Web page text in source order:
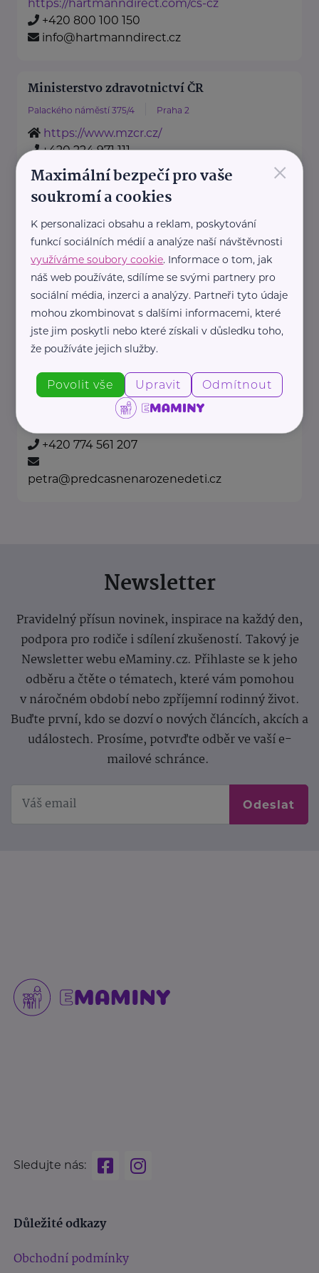
https://hartmanndirect.com/cs-cz
+420 800 100 150
info@hartmanndirect.cz
Ministerstvo zdravotnictví ČR
Palackého náměstí 375/4 Praha 2
https://www.mzcr.cz/
+420 224 971 111
mzcr@mzcr.cz
Nadační fond pro předčasně
narozené děti
Podolské nábřeží 157/36 Praha 4
Nadační fond pro předčasně
narozené děti je nezisková
organizace
, která pomáhá rodinám
předčasně narozených dětí.
Fond ...
https://predcasnenarozenedeti.cz/
+420 774 561 207
petra@predcasnenarozenedeti.cz
Newsletter
Pravidelný přísun novinek, inspirace na každý den,
podpora pro rodiče i sdílení zkušeností. Takový je
Newsletter webu eMaminy.cz. Přihlaste se k jeho
odběru a čtěte o tématech, které vám pomohou
v náročném období nebo zpříjemní rodinný život.
Buďte první, kdo se dozví o nových článcích, akcích a
událostech. Prosíme, potvrďte odběr ve vaší e-
mailové schránce.
Odeslat
Sledujte nás:
Důležité odkazy
Obchodní podmínky
×
Maximální bezpečí pro vaše
soukromí a cookies
K personalizaci obsahu a reklam, poskytování
funkcí sociálních médií a analýze naší návštěvnosti
využíváme soubory cookie. Informace o tom, jak
náš web používáte, sdílíme se svými partnery pro
sociální média, inzerci a analýzy. Partneři tyto údaje
mohou zkombinovat s dalšími informacemi, které
jste jim poskytli nebo které získali v důsledku toho,
že používáte jejich služby.
Povolit vše Upravit Odmítnout